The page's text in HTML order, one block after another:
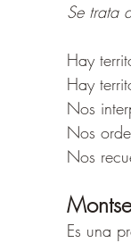
Se trata
Hay
Hay
Nos
Nos
Nos
Es una